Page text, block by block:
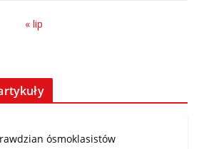
« lip
ósmoklasistów